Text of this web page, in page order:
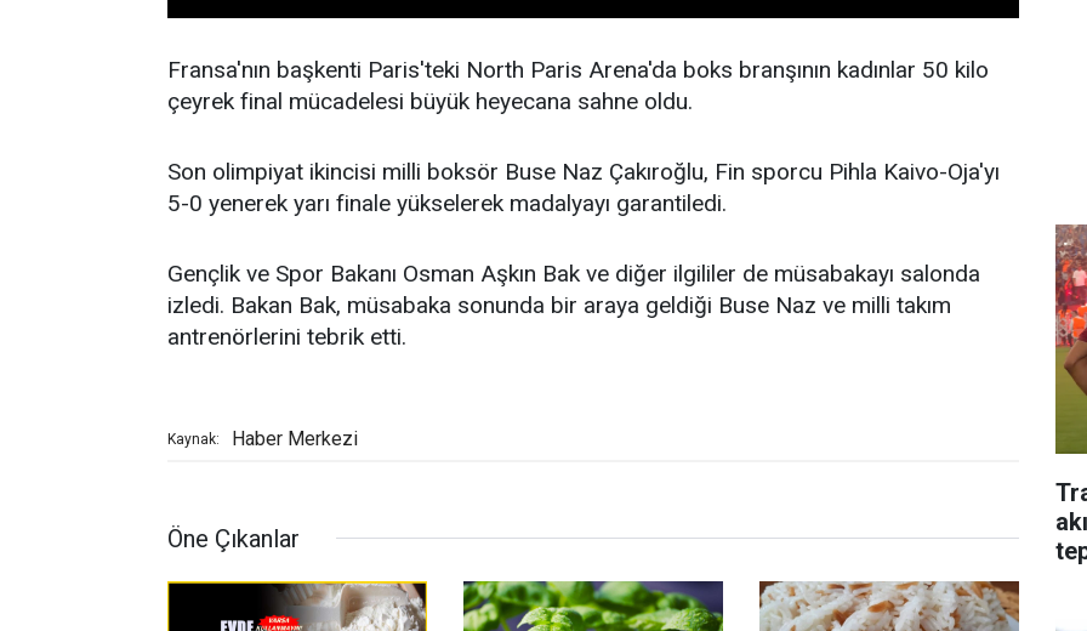
Fransa'nın başkenti Paris'teki North Paris Arena'da boks branşının kadınlar 50 kilo
çeyrek final mücadelesi büyük heyecana sahne oldu.
Son olimpiyat ikincisi milli boksör Buse Naz Çakıroğlu, Fin sporcu Pihla Kaivo-Oja'yı
5-0 yenerek yarı finale yükselerek madalyayı garantiledi.
Gençlik ve Spor Bakanı Osman Aşkın Bak ve diğer ilgililer de müsabakayı salonda
izledi. Bakan Bak, müsabaka sonunda bir araya geldiği Buse Naz ve milli takım
antrenörlerini tebrik etti.
Kaynak: Haber Merkezi
Öne Çıkanlar